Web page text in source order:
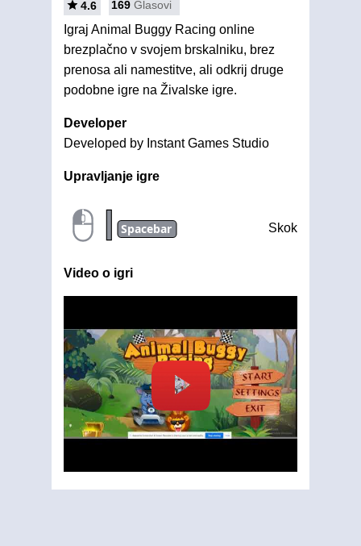
4.6 169 Glasovi
Igraj Animal Buggy Racing online
brezplačno v svojem brskalniku, brez
prenosa ali namestitve, ali odkrij druge
podobne igre na Živalske igre.
Developer
Developed by Instant Games Studio
Upravljanje igre
| Spacebar Skok
Video o igri